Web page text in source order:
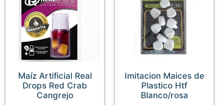
Maíz Artificial Real
Drops Red Crab
Cangrejo
Imitacion Maices de
Plastico Htf
Blanco/rosa